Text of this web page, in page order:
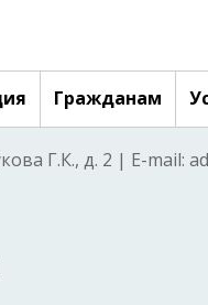
Гражданам
Г.К., д. 2 | E-mail: